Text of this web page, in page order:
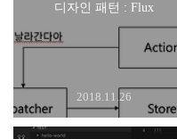
디자인 패턴 : Flux
2018.11.26